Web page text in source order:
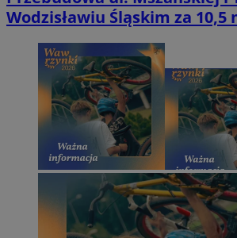
Wodzisławiu Śląskim za 10,5